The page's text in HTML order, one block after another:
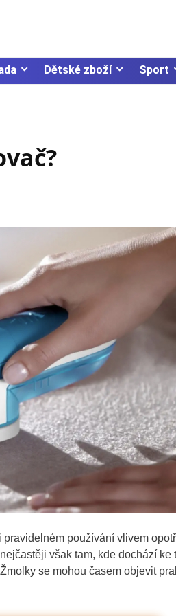
Dětské zboží Sport
používání vlivem
však tam, kde dochází ke
se mohou časem objevit